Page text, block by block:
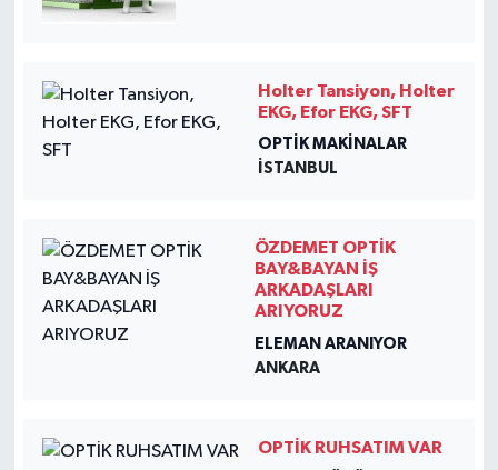
Holter Tansiyon, Holter
EKG, Efor EKG, SFT
OPTIK MAKINALAR
İSTANBUL
ÖZDEMET OPTİK
BAY&BAYAN İŞ
ARKADAŞLARI
ARIYORUZ
ELEMAN ARANIYOR
ANKARA
OPTİK RUHSATIM VAR